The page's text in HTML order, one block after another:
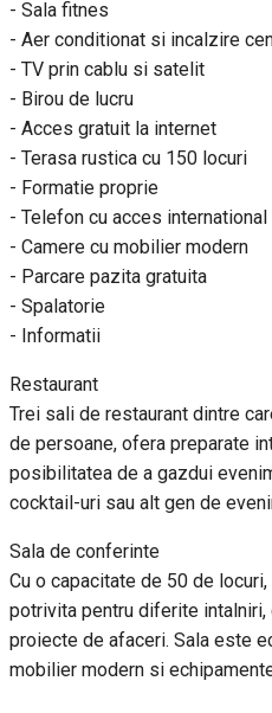
- Sala fitnes
- Aer conditionat si incalzire
- TV prin cablu si satelit
- Birou de lucru
- Acces gratuit la internet
- Terasa rustica cu 150 locuri
- Formatie proprie
- Telefon cu acces international
- Camere cu mobilier modern
- Parcare pazita gratuita
- Spalatorie
- Informatii
Restaurant
Trei sali de restaurant dintre
de persoane, ofera preparate
posibilitatea de a gazdui
cocktail-uri sau alt gen de
Sala de conferinte
Cu o capacitate de 50 de
potrivita pentru diferite
proiecte de afaceri. Sala este
mobilier modern si